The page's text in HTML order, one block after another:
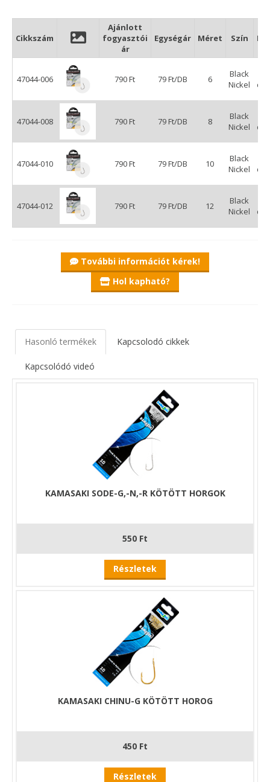
Cikkszám
Ajánlott
fogyasztói
ár
Egységár Méret Szín
47044-006 790 Ft 79 Ft/DB 6
Black
Nickel
47044-008 790 Ft 79 Ft/DB 8
Black
Nickel
47044-010 790 Ft 79 Ft/DB 10
Black
Nickel
47044-012 790 Ft 79 Ft/DB 12
Black
Nickel
További információt kérek!
Hol kapható?
Hasonló termékek Kapcsolodó cikkek
Kapcsolódó videó
KAMASAKI SODE-G,-N,-R KÖTÖTT HORGOK
550 Ft
Részletek
KAMASAKI CHINU-G KÖTÖTT HOROG
450 Ft
Részletek